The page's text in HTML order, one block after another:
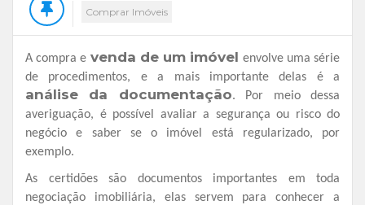
Comprar Imóveis
A compra e venda de um imóvel envolve uma série
de procedimentos, e a mais importante delas é a
análise da documentação. Por meio dessa
averiguação, é possível avaliar a segurança ou risco do
negócio e saber se o imóvel está regularizado, por
exemplo.
As certidões são documentos importantes em toda
negociação imobiliária, elas servem para conhecer a